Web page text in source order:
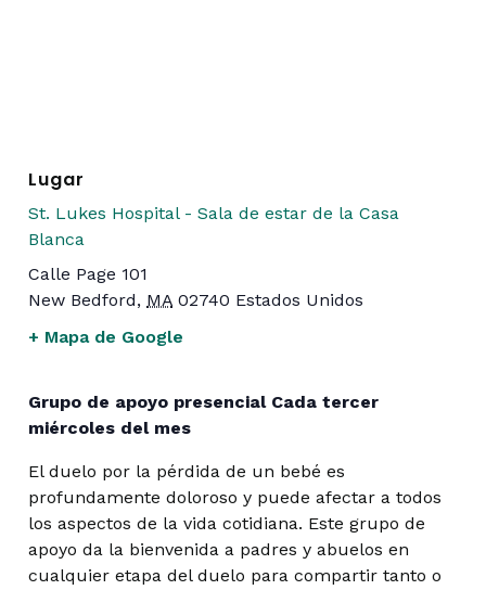
Lugar
St. Lukes Hospital - Sala de estar de la Casa
Blanca
Calle Page 101
New Bedford, MA 02740 Estados Unidos
+ Mapa de Google
Grupo de apoyo presencial Cada tercer
miércoles del mes
El duelo por la pérdida de un bebé es
profundamente doloroso y puede afectar a todos
los aspectos de la vida cotidiana. Este grupo de
apoyo da la bienvenida a padres y abuelos en
cualquier etapa del duelo para compartir tanto o